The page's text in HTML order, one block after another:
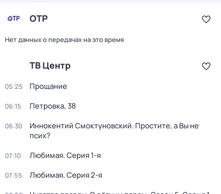
ОТР
Нет данных о передачах на это время
ТВ Центр
05:25 Прощание
06:15 Петровка, 38
06:30
Иннокентий Смоктуновский. Простите, а Вы не
псих?
07:10 Любимая. Серия 1-я
07:55 Любимая. Серия 2-я